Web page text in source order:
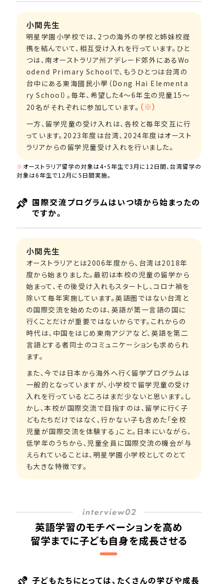
小関先生
明星学園小学校では、2つの海外の学校と姉妹校提
携を結んでいて、相互受け入れを行っています。ひと
つは、南オーストラリア州アデレード郊外にあるWo
odend Primary Schoolで、もうひとつは台湾の
台中にある東海國民小學（Dong Hai Elementa
ry School）。毎年、希望した4～6年生の児童15～
20名がそれぞれに参加しています。 （※）
一方、留学児童の受け入れは、各校と毎年交互に行
っています。2023年度は台湾、2024年度はオースト
ラリアからの留学児童受け入れを行いました。
※オーストラリア留学の対象は4・5年生で3月に12日間、台湾留学の
対象は6年生で12月に5日間実施。
国際交流プログラムはいつ頃から始まったの
ですか。
小関先生
オーストラリアとは2006年度から、台湾は2018年
度から始まりました。最初は本校の児童の留学から
始まって、その後受け入れもスタートし、コロナ禍を
除いて毎年実施しています。英語圏ではない台湾と
の国際交流を始めたのは、英語が第一言語の国に
行くことだけが重要ではないからです。これからの
時代は、中国をはじめ東南アジアなど、英語を第二
言語とする者同士のコミュニケーションも求められ
ます。
また、今では日本から海外へ行く留学プログラムは
一般的となっていますが、小学校で留学児童の受け
入れを行っているところはまだ少ないと思います。し
かし、本校が国際交流で目指すのは、留学に行く子
どもたちだけではなく、行かない子も含めた「全校
児童が国際交流を体験する」こと。日本にいながら、
低学年のうちから、児童全員に国際交流の機会が与
えられていることは、明星学園小学校としてのとて
も大きな特徴です。
英語学習のモチベーションを高め
留学までに子ども自身を成長させる
子どもたちにとっては、たくさんの学びや成長